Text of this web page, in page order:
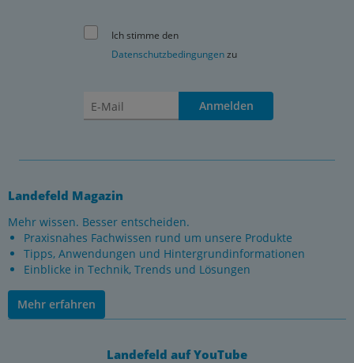
Ich stimme den
Datenschutzbedingungenzu
Anmelden
Landefeld Magazin
Mehr wissen. Besser entscheiden.
Praxisnahes Fachwissen rund um unsere Produkte
Tipps, Anwendungen und Hintergrundinformationen
Einblicke in Technik, Trends und Lösungen
Mehr erfahren
Landefeld auf YouTube